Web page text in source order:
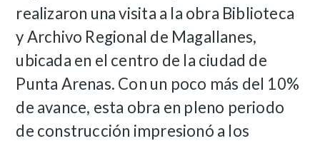
realizaron una visita a la obra Biblioteca
y Archivo Regional de Magallanes,
ubicada en el centro de la ciudad de
Punta Arenas. Con un poco más del 10%
de avance, esta obra en pleno periodo
de construcción impresionó a los